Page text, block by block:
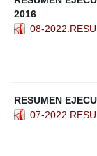
2016
08-
RESUMEN
07-